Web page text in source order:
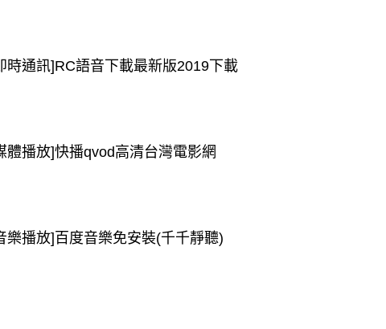
時通訊]RC語音下載最新版2019下載
體播放]快播qvod高清台灣電影網
樂播放]百度音樂免安裝(千千靜聽)